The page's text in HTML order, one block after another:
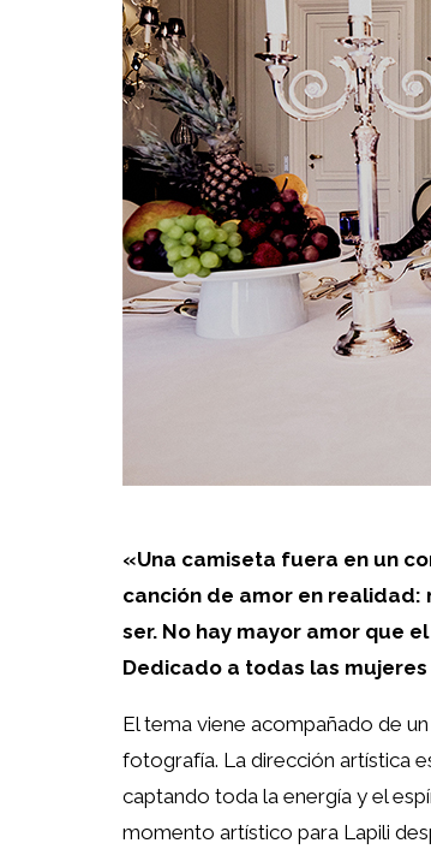
«Una camiseta fuera en un
canción de amor en realidad:
ser. No hay mayor amor que
Dedicado a todas las
El tema viene acompañado de
fotografía. La dirección artística
captando toda la energía y el
momento artístico para Lapili